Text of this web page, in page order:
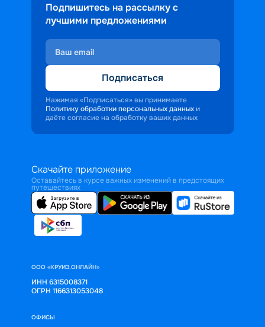
Подпишитесь на рассылку с
лучшими предложениями
Подписаться
Нажимая «Подписаться» вы принимаете
Политику обработки персональных данных и
даёте согласие на обработку ваших данных
Скачайте приложение
Оставайтесь в курсе важных изменений в предстоящих
путешествиях
ООО «КРУИЗ.ОНЛАЙН»
ИНН 6315008371
ОГРН 1166313053048
ОФИСЫ